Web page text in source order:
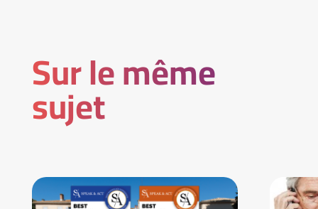
Sur le même
sujet